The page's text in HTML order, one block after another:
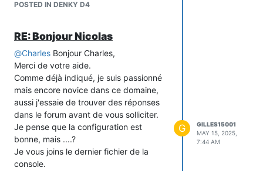
POSTED IN DENKY D4
RE: Bonjour Nicolas
@Charles Bonjour Charles,
Merci de votre aide.
Comme déjà indiqué, je suis passionné
mais encore novice dans ce domaine,
aussi j'essaie de trouver des réponses
dans le forum avant de vous solliciter.
Je pense que la configuration est
bonne, mais ....?
Je vous joins le dernier fichier de la
console.
G
GILLES15001
MAY 15, 2025,
7:44 AM